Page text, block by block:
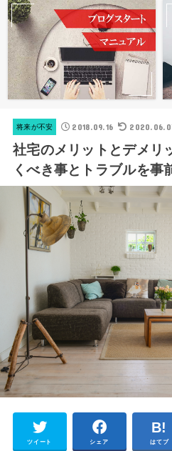
将来が不安 2018.09.16
社宅のメリットとデメリ
くべき事とトラブルを事
ツイート シェア はてブ